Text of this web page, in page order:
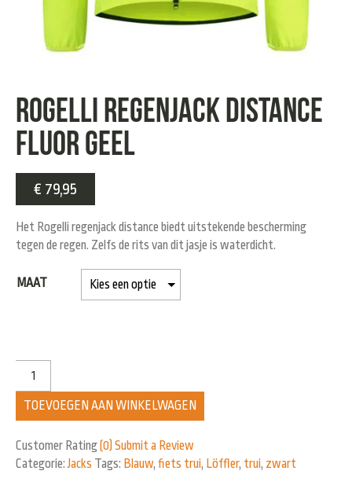
Rogelli regenjack distance
fluor geel
€ 79,95
Het Rogelli regenjack distance biedt uitstekende bescherming
tegen de regen. Zelfs de rits van dit jasje is waterdicht.
MAAT
TOEVOEGEN AAN WINKELWAGEN
Customer Rating(0) Submit a Review
Categorie:Jacks Tags: Blauw, fiets trui, Löffler, trui, zwart